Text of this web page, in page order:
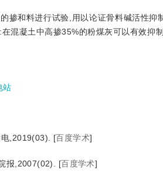
掺和料进行试验,用以论证骨料碱活性抑
混凝土中高掺35%的粉煤灰可以有效抑
站
,2019(03). [百度学术]
报,2007(02). [百度学术]